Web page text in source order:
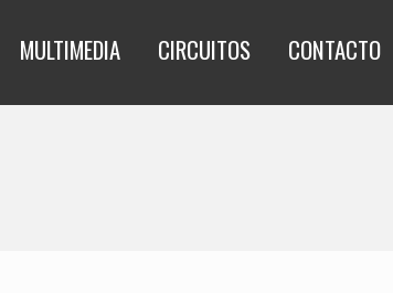
MULTIMEDIA CIRCUITOS CONTACTO